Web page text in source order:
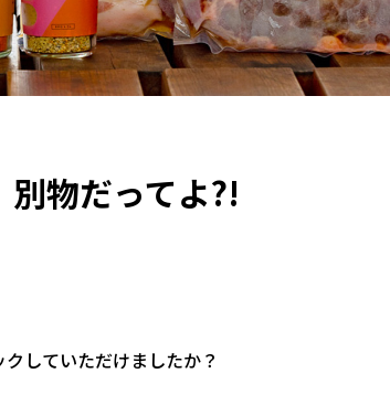
物だってよ?!
していただけましたか？